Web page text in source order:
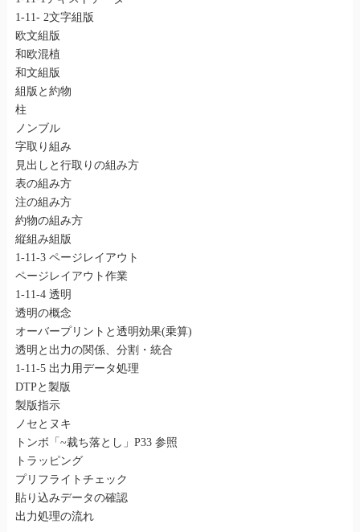
1-11- 2文字組版
欧文組版
和欧混植
和文組版
組版と約物
柱
ノンブル
字取り組み
見出しと行取りの組み方
表の組み方
注の組み方
約物の組み方
縦組み組版
1-11-3 ページレイアウト
ページレイアウト作業
1-11-4 透明
透明の概念
オーバープリントと透明効果(乗算)
透明と出力の関係、分割・統合
1-11-5 出力用データ処理
DTPと製版
製版指示
ノセとヌキ
トンボ「~裁ち落とし」P33 参照
トラッピング
プリフライトチェック
貼り込みデータの確認
出力処理の流れ